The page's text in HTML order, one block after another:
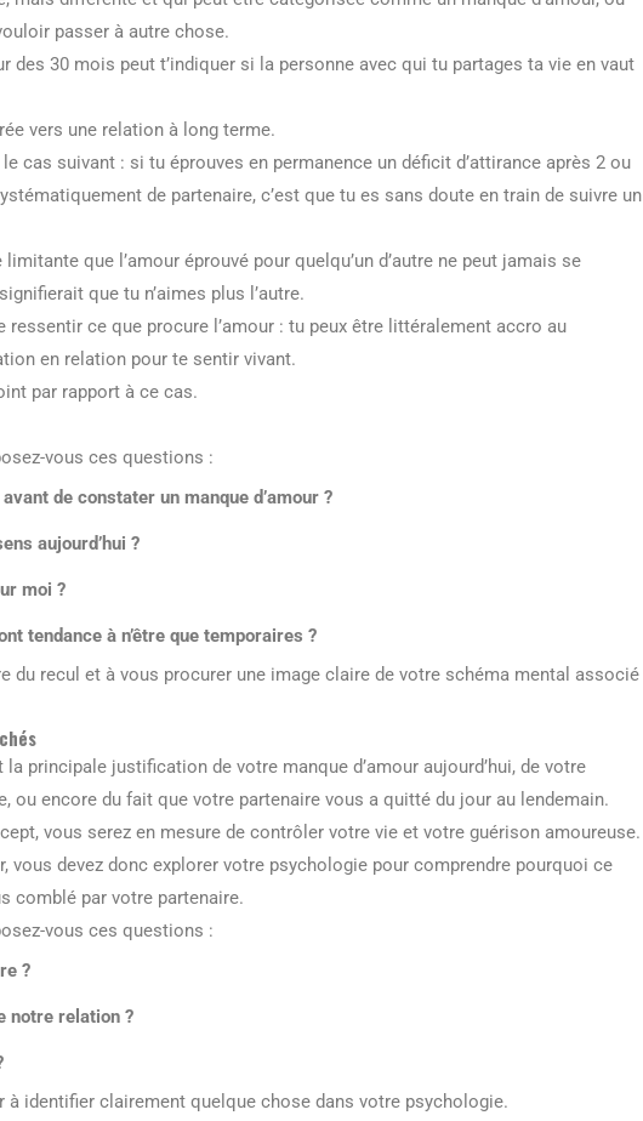
passer à autre chose.
des 30 mois peut t’indiquer si la personne avec qui tu partages ta vie en vaut
vers une relation à long terme.
cas suivant : si tu éprouves en permanence un déficit d’attirance après 2 ou
de partenaire, c’est que tu es sans doute en train de suivre un
que l’amour éprouvé pour quelqu’un d’autre ne peut jamais se
que tu n’aimes plus l’autre.
ressentir ce que procure l’amour : tu peux être littéralement accro au
en relation pour te sentir vivant.
par rapport à ce cas.
vous ces questions :
de constater un manque d’amour ?
aujourd’hui ?
moi ?
tendance à n’être que temporaires ?
du recul et à vous procurer une image claire de votre schéma mental associé
principale justification de votre manque d’amour aujourd’hui, de votre
ou encore du fait que votre partenaire vous a quitté du jour au lendemain.
vous serez en mesure de contrôler votre vie et votre guérison amoureuse.
vous devez donc explorer votre psychologie pour comprendre pourquoi ce
comblé par votre partenaire.
vous ces questions :
?
notre relation ?
à identifier clairement quelque chose dans votre psychologie.